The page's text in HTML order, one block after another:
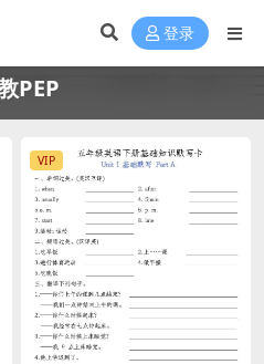
登录
PEP
VIP